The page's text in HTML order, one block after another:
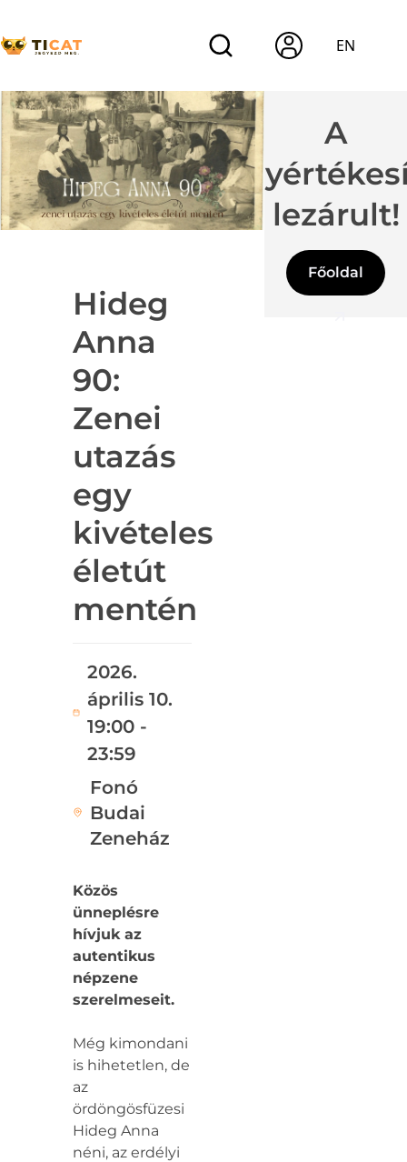
EN
Hideg
Anna
90:
Zenei
utazás
egy
kivételes
életút
mentén
2026.
április 10.
19:00 -
23:59
Fonó
Budai
Zeneház
A
lezárult!
Főoldal
Közös
ünneplésre
hívjuk az
autentikus
népzene
szerelmeseit.
Még kimondani
is hihetetlen, de
az
ördöngösfüzesi
Hideg Anna
néni, az erdélyi